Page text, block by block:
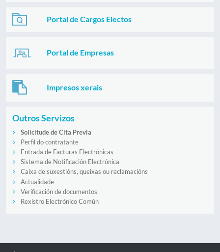
Portal de Cargos Electos
Portal de Empresas
Impresos xerais
Outros Servizos
Solicitude de Cita Previa
Perfil do contratante
Entrada de Facturas Electrónicas
Sistema de Notificación Electrónica
Caixa de suxestións, queixas ou reclamacións
Actualidade
Verificación de documentos
Rexistro Electrónico Común